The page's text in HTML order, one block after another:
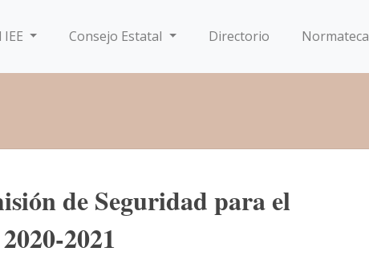
Consejo Estatal Directorio Normateca
de Seguridad para el
2021